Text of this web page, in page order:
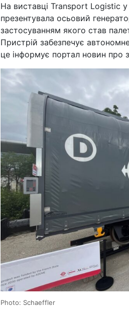
На виставці Transport Logistic
презентувала осьовий
застосуванням якого став
Пристрій забезпечує
це інформує портал новин про
Photo: Schaeffler